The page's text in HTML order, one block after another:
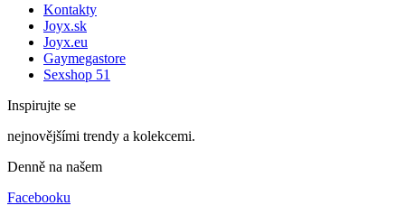
Kontakty
Joyx.sk
Joyx.eu
Gaymegastore
Sexshop 51
Inspirujte se
nejnovějšími trendy a kolekcemi.
Denně na našem
Facebooku